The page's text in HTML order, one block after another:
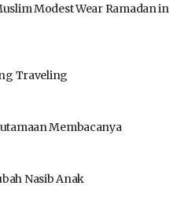
Modest Wear Ramadan in
Traveling
Membacanya
Nasib Anak